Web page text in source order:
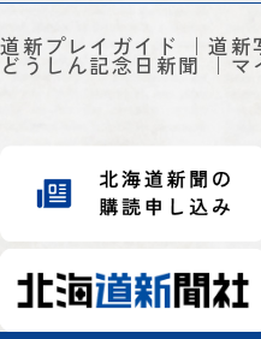
道新プレイガイド 道新
どうしん記念日新聞 マ